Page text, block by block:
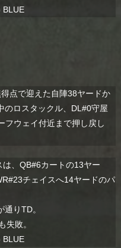
BLUE
点で迎えた自陣38ヤードか
のロスタックル、DL#0守屋
フウェイ付近まで押し戻し
、QB#6カートの13ヤー
チェイスへ14ヤードのパ
りTD。
失敗。
BLUE